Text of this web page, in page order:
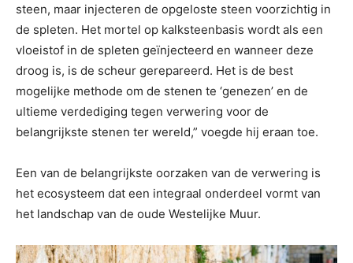
steen, maar injecteren de opgeloste steen voorzichtig in
de spleten. Het mortel op kalksteenbasis wordt als een
vloeistof in de spleten geïnjecteerd en wanneer deze
droog is, is de scheur gerepareerd. Het is de best
mogelijke methode om de stenen te ‘genezen’ en de
ultieme verdediging tegen verwering voor de
belangrijkste stenen ter wereld,” voegde hij eraan toe.
Een van de belangrijkste oorzaken van de verwering is
het ecosysteem dat een integraal onderdeel vormt van
het landschap van de oude Westelijke Muur.